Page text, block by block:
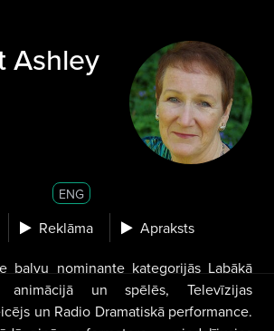
Ashley
ENG
Reklāma Apraksts
balvu nominante kategorijās Labākā
animācijā un spēlēs, Televīzijas
un Radio Dramatiskā performance.